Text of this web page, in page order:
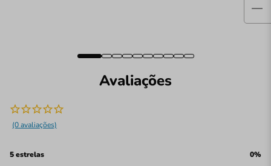
Avaliações
(0 avaliações)
5 estrelas 0%